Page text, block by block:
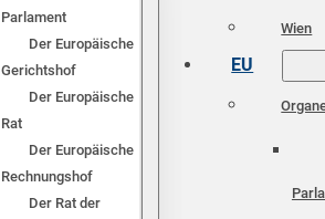
Parlament
Der Europäische
Gerichtshof
Der Europäische
Rat
Der Europäische
Rechnungshof
Der Rat der
Wien
EU